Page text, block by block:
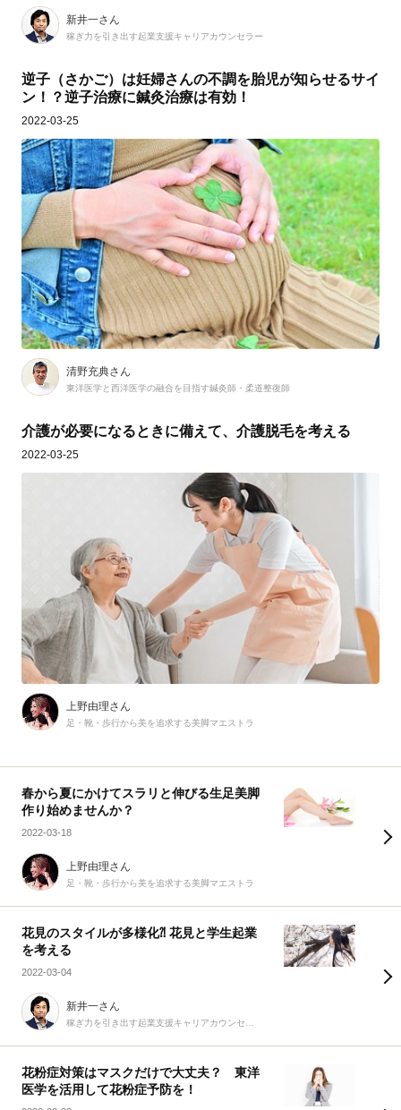
新井一さん
稼ぎ力を引き出す起業支援キャリアカウンセラー
逆子（さかご）は妊婦さんの不調を胎児が知らせるサイ
ン！？逆子治療に鍼灸治療は有効！
2022-03-25
清野充典さん
東洋医学と西洋医学の融合を目指す鍼灸師・柔道整復師
介護が必要になるときに備えて、介護脱毛を考える
2022-03-25
上野由理さん
足・靴・歩行から美を追求する美脚マエストラ
春から夏にかけてスラリと伸びる生足美脚
作り始めませんか？
2022-03-18
上野由理さん
足・靴・歩行から美を追求する美脚マエストラ
花見のスタイルが多様化⁈ 花見と学生起業
を考える
2022-03-04
新井一さん
花粉症対策はマスクだけで大丈夫？ 東洋
医学を活用して花粉症予防を！